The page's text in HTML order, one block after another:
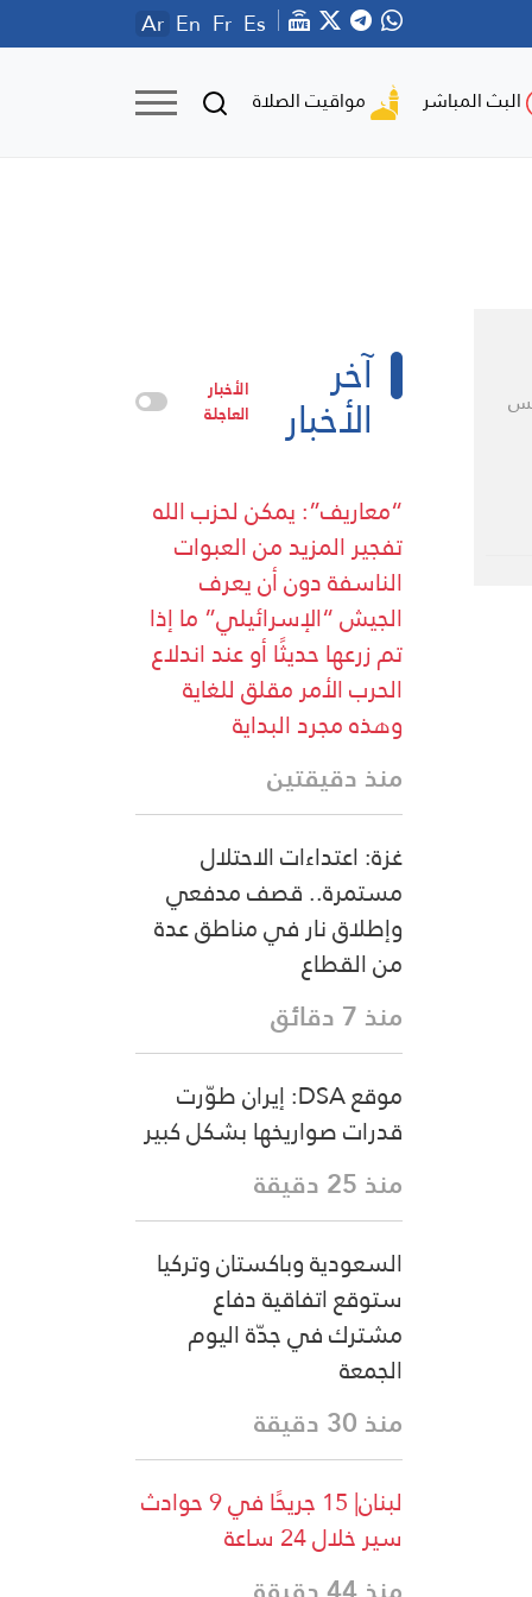
Ar En Fr Es
البث المباشر مواقيت الصلاة
آخر
الأخبار
الأخبار
العاجلة
“معاريف”: يمكن لحزب الله
تفجير المزيد من العبوات
الناسفة دون أن يعرف
الجيش “الإسرائيلي” ما إذا
تم زرعها حديثًا أو عند اندلاع
الحرب الأمر مقلق للغاية
وهذه مجرد البداية
منذ دقيقتين
غزة: اعتداءات الاحتلال
مستمرة.. قصف مدفعي
وإطلاق نار في مناطق عدة
من القطاع
منذ 7 دقائق
موقع DSA: إيران طوّرت
قدرات صواريخها بشكل كبير
منذ 25 دقيقة
السعودية وباكستان وتركيا
ستوقع اتفاقية دفاع
مشترك في جدّة اليوم
الجمعة
منذ 30 دقيقة
لبنان| 15 جريحًا في 9 حوادث
سير خلال 24 ساعة